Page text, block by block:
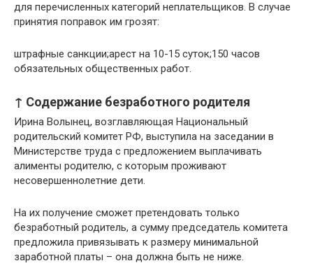
для перечисленных категорий неплательщиков. В случае
принятия поправок им грозят:
штрафные санкции;арест на 10-15 суток;150 часов
обязательных общественных работ.
↑ Содержание безработного родителя
Ирина Волынец, возглавляющая Национальный
родительский комитет РФ, выступила на заседании в
Министерстве труда с предложением выплачивать
алименты родителю, с которым проживают
несовершеннолетние дети.
На их получение сможет претендовать только
безработный родитель, а сумму председатель комитета
предложила привязывать к размеру минимальной
заработной платы – она должна быть не ниже.